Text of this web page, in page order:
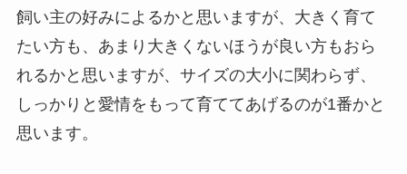
飼い主の好みによるかと思いますが、大きく育て
たい方も、あまり大きくないほうが良い方もおら
れるかと思いますが、サイズの大小に関わらず、
しっかりと愛情をもって育ててあげるのが1番かと
思います。